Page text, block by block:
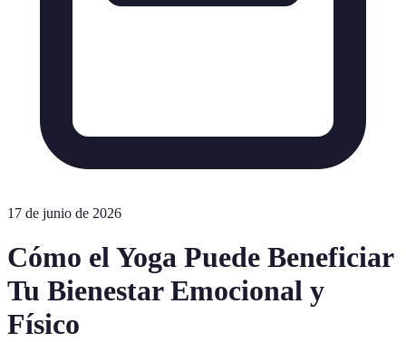
17 de junio de 2026
Cómo el Yoga Puede Beneficiar
Tu Bienestar Emocional y
Físico